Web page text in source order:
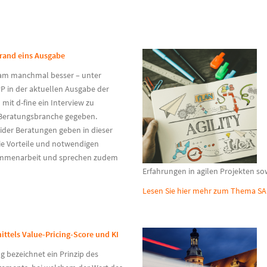
eins Ausgabe
manchmal besser – unter
in der aktuellen Ausgabe der
d-fine ein Interview zu
gegeben.
Beratungen geben in dieser
Vorteile und notwendigen
und sprechen zudem
Erfahrungen in agilen Projekten
Lesen Sie hier mehr zum Thema
Value-Pricing-Score und KI
bezeichnet ein Prinzip des